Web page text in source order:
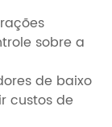
sobre a
de baixo
custos de